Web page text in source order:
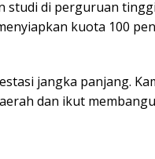
studi di perguruan
kuota 100
jangka panjang.
dan ikut